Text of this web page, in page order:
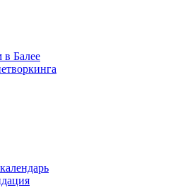
в Балее